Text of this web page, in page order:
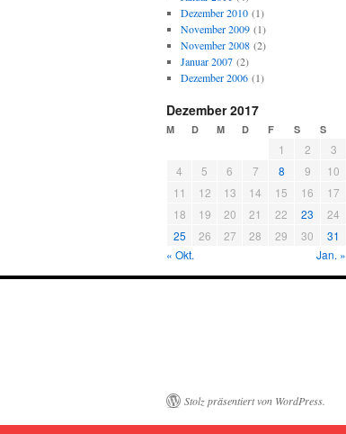
Dezember 2010(1)
November 2009(1)
November 2008(2)
Januar 2007(2)
Dezember 2006(1)
Dezember 2017
M D M D F S S
1 2
3
4
5 6 7 8 9
10
11
12 13 14 15 16
17
18
19 20 21 22 23
24
25
26 27 28 29 30
31
« Okt.
Jan. »
Stolz präsentiert von WordPress.